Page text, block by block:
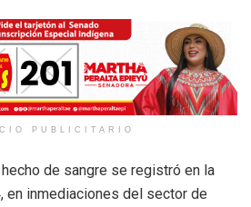
PUBLICITARIO
de sangre se registró en la
en inmediaciones del sector de